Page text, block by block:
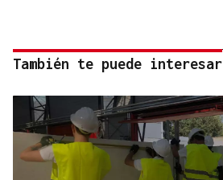
También te puede interesar